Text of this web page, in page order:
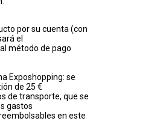
por su cuenta (con
el
método de pago
Exposhopping: se
de 25 €
de transporte, que se
gastos
en este